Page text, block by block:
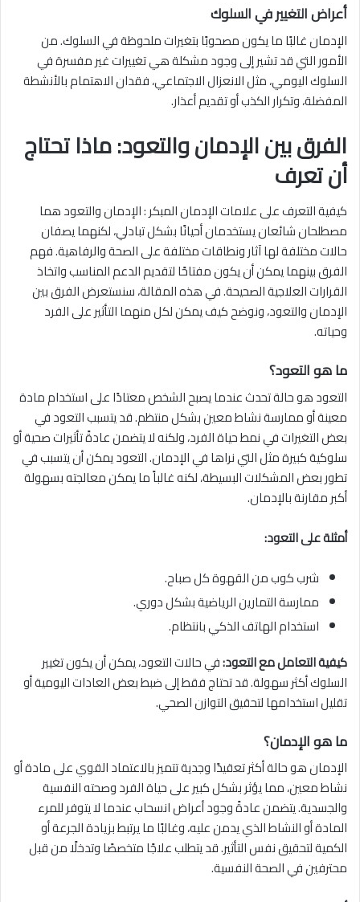
أعراض التغيير في السلوك
الإدمان غالبًا ما يكون مصحوبًا بتغيرات ملحوظة في السلوك. من
الأمور التي قد تشير إلى وجود مشكلة هي تغييرات غير مفسرة في
السلوك اليومي، مثل الانعزال الاجتماعي، فقدان الاهتمام بالأنشطة
المفضلة، وتكرار الكذب أو تقديم أعذار.
الفرق بين الإدمان والتعود: ماذا تحتاج
أن تعرف
كيفية التعرف على علامات الإدمان المبكر : الإدمان والتعود هما
مصطلحان شائعان يستخدمان أحيانًا بشكل تبادلي، لكنهما يصفان
حالات مختلفة لها آثار ونطاقات مختلفة على الصحة والرفاهية. فهم
الفرق بينهما يمكن أن يكون مفتاحًا لتقديم الدعم المناسب واتخاذ
القرارات العلاجية الصحيحة. في هذه المقالة، سنستعرض الفرق بين
الإدمان والتعود، ونوضح كيف يمكن لكل منهما التأثير على الفرد
وحياته.
ما هو التعود؟
التعود هو حالة تحدث عندما يصبح الشخص معتادًا على استخدام مادة
معينة أو ممارسة نشاط معين بشكل منتظم. قد يتسبب التعود في
بعض التغيرات في نمط حياة الفرد، ولكنه لا يتضمن عادةً تأثيرات صحية أو
سلوكية كبيرة مثل التي نراها في الإدمان. التعود يمكن أن يتسبب في
تطور بعض المشكلات البسيطة، لكنه غالباً ما يمكن معالجته بسهولة
أكبر مقارنة بالإدمان.
أمثلة على التعود:
شرب كوب من القهوة كل صباح.
ممارسة التمارين الرياضية بشكل دوري.
استخدام الهاتف الذكي بانتظام.
كيفية التعامل مع التعود:في حالات التعود، يمكن أن يكون تغيير
السلوك أكثر سهولة. قد تحتاج فقط إلى ضبط بعض العادات اليومية أو
تقليل استخدامها لتحقيق التوازن الصحي.
ما هو الإدمان؟
الإدمان هو حالة أكثر تعقيدًا وجدية تتميز بالاعتماد القوي على مادة أو
نشاط معين، مما يؤثر بشكل كبير على حياة الفرد وصحته النفسية
والجسدية. يتضمن عادةً وجود أعراض انسحاب عندما لا يتوفر للمرء
المادة أو النشاط الذي يدمن عليه، وغالبًا ما يرتبط بزيادة الجرعة أو
الكمية لتحقيق نفس التأثير. قد يتطلب علاجًا متخصصًا وتدخلًا من قبل
محترفين في الصحة النفسية.